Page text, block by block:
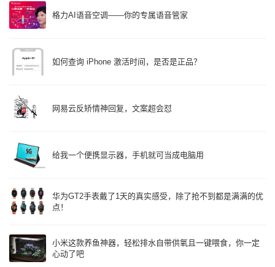
格力AI语音空调——你的专属语音管家
如何查询 iPhone 激活时间，是否是正品？
网易云反矫情神回复，文案超会怼
给我一个便携显示器，手机就可当成电脑用
华为GT2手表戴了1天的真实感受，除了抢不到都是满满的优
点！
小米这款养鱼神器，轻松排水自带供氧且一键喂食，你一定
心动了吧